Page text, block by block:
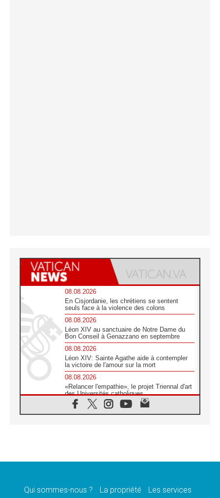
08.08.2026
En Cisjordanie, les chrétiens se sentent
seuls face à la violence des colons
08.08.2026
Léon XIV au sanctuaire de Notre Dame du
Bon Conseil à Genazzano en septembre
08.08.2026
Léon XIV: Sainte Agathe aide à contempler
la victoire de l'amour sur la mort
08.08.2026
«Relancer l'empathie», le projet Triennal d'art
des Universités catholiques
08.08.2026
Signis 2026, donner la parole aux religieuses
07.08.2026
07.08.2026
Qui sommes-nous ? La propriété Les services